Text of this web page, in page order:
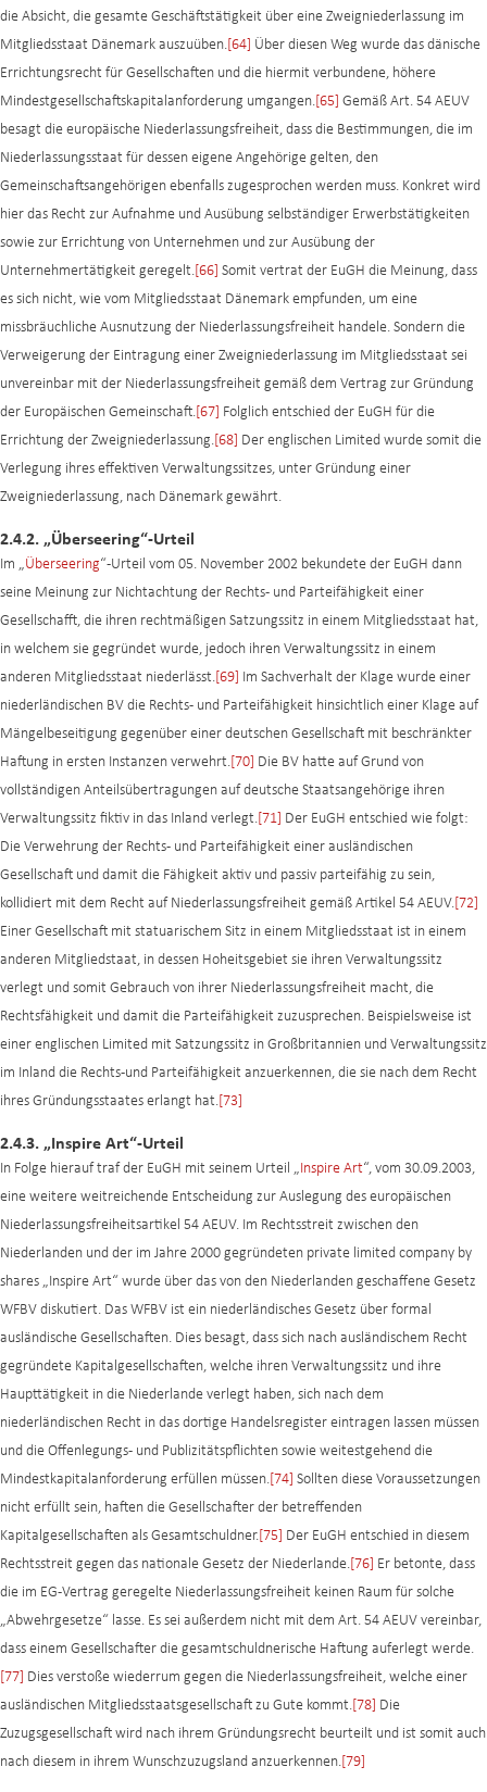
die Absicht, die gesamte Geschäftstätigkeit über eine Zweigniederlassung im
Mitgliedsstaat Dänemark auszuüben. [64] Über diesen Weg wurde das dänische
Errichtungsrecht für Gesellschaften und die hiermit verbundene, höhere
Mindestgesellschaftskapitalanforderung umgangen. [65] Gemäß Art. 54 AEUV
besagt die europäische Niederlassungsfreiheit, dass die Bestimmungen, die im
Niederlassungsstaat für dessen eigene Angehörige gelten, den
Gemeinschaftsangehörigen ebenfalls zugesprochen werden muss. Konkret wird
hier das Recht zur Aufnahme und Ausübung selbständiger Erwerbstätigkeiten
sowie zur Errichtung von Unternehmen und zur Ausübung der
Unternehmertätigkeit geregelt. [66] Somit vertrat der EuGH die Meinung, dass
es sich nicht, wie vom Mitgliedsstaat Dänemark empfunden, um eine
missbräuchliche Ausnutzung der Niederlassungsfreiheit handele. Sondern die
Verweigerung der Eintragung einer Zweigniederlassung im Mitgliedsstaat sei
unvereinbar mit der Niederlassungsfreiheit gemäß dem Vertrag zur Gründung
der Europäischen Gemeinschaft. [67] Folglich entschied der EuGH für die
Errichtung der Zweigniederlassung. [68] Der englischen Limited wurde somit die
Verlegung ihres effektiven Verwaltungssitzes, unter Gründung einer
Zweigniederlassung, nach Dänemark gewährt.
2.4.2. „Überseering“-Urteil
Im „Überseering“-Urteil vom 05. November 2002 bekundete der EuGH dann
seine Meinung zur Nichtachtung der Rechts- und Parteifähigkeit einer
Gesellschafft, die ihren rechtmäßigen Satzungssitz in einem Mitgliedsstaat hat,
in welchem sie gegründet wurde, jedoch ihren Verwaltungssitz in einem
anderen Mitgliedsstaat niederlässt. [69] Im Sachverhalt der Klage wurde einer
niederländischen BV die Rechts- und Parteifähigkeit hinsichtlich einer Klage auf
Mängelbeseitigung gegenüber einer deutschen Gesellschaft mit beschränkter
Haftung in ersten Instanzen verwehrt. [70] Die BV hatte auf Grund von
vollständigen Anteilsübertragungen auf deutsche Staatsangehörige ihren
Verwaltungssitz fiktiv in das Inland verlegt. [71] Der EuGH entschied wie folgt:
Die Verwehrung der Rechts- und Parteifähigkeit einer ausländischen
Gesellschaft und damit die Fähigkeit aktiv und passiv parteifähig zu sein,
kollidiert mit dem Recht auf Niederlassungsfreiheit gemäß Artikel 54 AEUV. [72]
Einer Gesellschaft mit statuarischem Sitz in einem Mitgliedsstaat ist in einem
anderen Mitgliedstaat, in dessen Hoheitsgebiet sie ihren Verwaltungssitz
verlegt und somit Gebrauch von ihrer Niederlassungsfreiheit macht, die
Rechtsfähigkeit und damit die Parteifähigkeit zuzusprechen. Beispielsweise ist
einer englischen Limited mit Satzungssitz in Großbritannien und Verwaltungssitz
im Inland die Rechts-und Parteifähigkeit anzuerkennen, die sie nach dem Recht
ihres Gründungsstaates erlangt hat. [73]
2.4.3. „Inspire Art“-Urteil
In Folge hierauf traf der EuGH mit seinem Urteil „Inspire Art“, vom 30.09.2003,
eine weitere weitreichende Entscheidung zur Auslegung des europäischen
Niederlassungsfreiheitsartikel 54 AEUV. Im Rechtsstreit zwischen den
Niederlanden und der im Jahre 2000 gegründeten private limited company by
shares „Inspire Art“ wurde über das von den Niederlanden geschaffene Gesetz
WFBV diskutiert. Das WFBV ist ein niederländisches Gesetz über formal
ausländische Gesellschaften. Dies besagt, dass sich nach ausländischem Recht
gegründete Kapitalgesellschaften, welche ihren Verwaltungssitz und ihre
Haupttätigkeit in die Niederlande verlegt haben, sich nach dem
niederländischen Recht in das dortige Handelsregister eintragen lassen müssen
und die Offenlegungs- und Publizitätspflichten sowie weitestgehend die
Mindestkapitalanforderung erfüllen müssen. [74] Sollten diese Voraussetzungen
nicht erfüllt sein, haften die Gesellschafter der betreffenden
Kapitalgesellschaften als Gesamtschuldner. [75] Der EuGH entschied in diesem
Rechtsstreit gegen das nationale Gesetz der Niederlande. [76] Er betonte, dass
die im EG-Vertrag geregelte Niederlassungsfreiheit keinen Raum für solche
„Abwehrgesetze“ lasse. Es sei außerdem nicht mit dem Art. 54 AEUV vereinbar,
dass einem Gesellschafter die gesamtschuldnerische Haftung auferlegt werde.
[77] Dies verstoße wiederrum gegen die Niederlassungsfreiheit, welche einer
ausländischen Mitgliedsstaatsgesellschaft zu Gute kommt. [78] Die
Zuzugsgesellschaft wird nach ihrem Gründungsrecht beurteilt und ist somit auch
nach diesem in ihrem Wunschzuzugsland anzuerkennen. [79]